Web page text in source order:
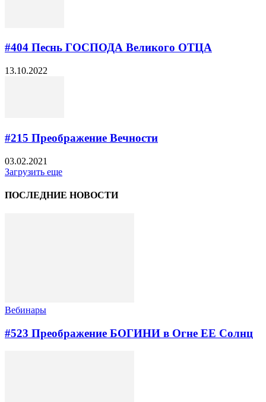
#404 Песнь ГОСПОДА Великого ОТЦА
13.10.2022
#215 Преображение Вечности
03.02.2021
Загрузить еще
ПОСЛЕДНИЕ НОВОСТИ
Вебинары
#523 Преображение БОГИНИ в Огне ЕЕ Солнц